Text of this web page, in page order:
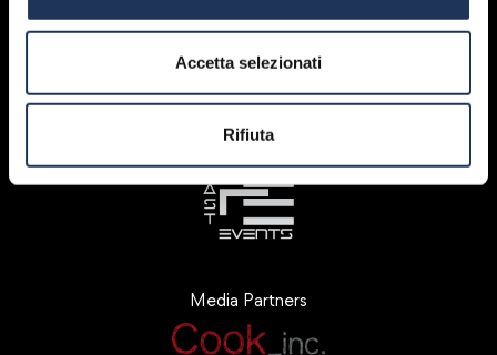
Accetta selezionati
Rifiuta
Media Partners